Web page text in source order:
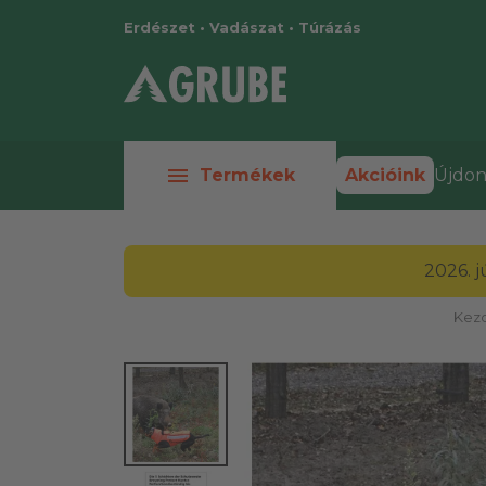
Erdészet • Vadászat • Túrázás
menu Termékek Akcióink
2026.